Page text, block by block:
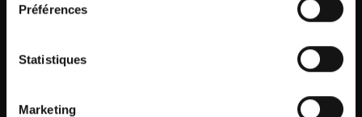
Préférences
Statistiques
Marketing